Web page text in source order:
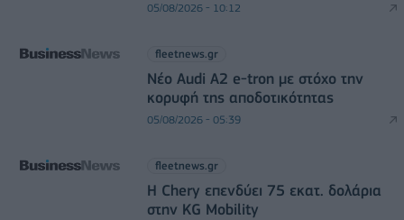
05/08/2026 - 10:12
fleetnews.gr
Νέο Audi A2 e-tron με στόχο την
κορυφή της αποδοτικότητας
05/08/2026 - 05:39
fleetnews.gr
Η Chery επενδύει 75 εκατ. δολάρια
στην KG Mobility